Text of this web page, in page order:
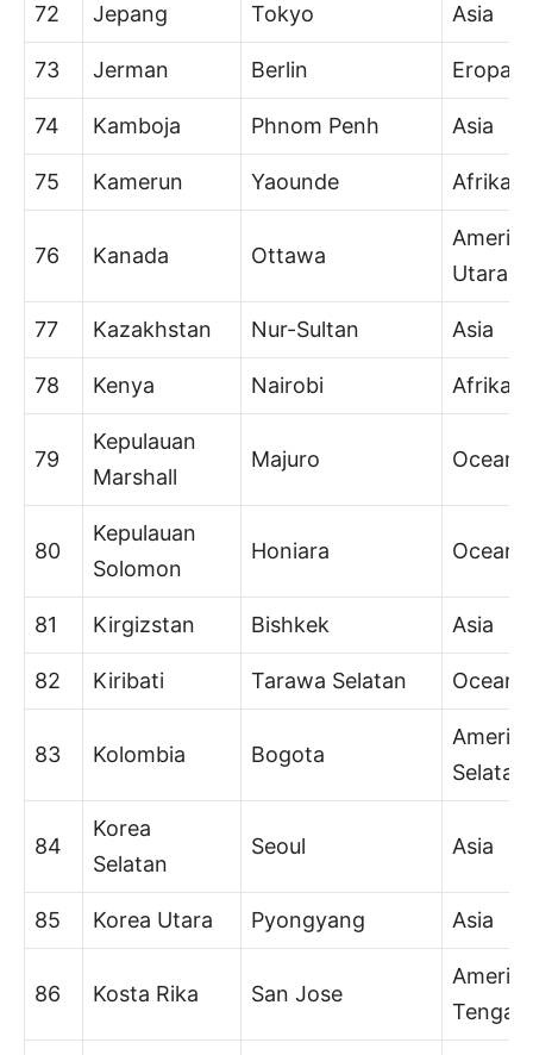
72 Jepang Tokyo Asia
73 Jerman Berlin Eropa
74 Kamboja Phnom Penh Asia
75 Kamerun Yaounde Afrika
76 Kanada Ottawa
Amerika
Utara
77 Kazakhstan Nur-Sultan Asia
78 Kenya Nairobi Afrika
79
Kepulauan
Marshall
Majuro Oceania
80
Kepulauan
Solomon
Honiara Oceania
81 Kirgizstan Bishkek Asia
82 Kiribati Tarawa Selatan Oceania
83 Kolombia Bogota
Amerika
Selatan
84
Korea
Selatan
Seoul Asia
85 Korea Utara Pyongyang Asia
86 Kosta Rika San Jose
Amerika
Tengah